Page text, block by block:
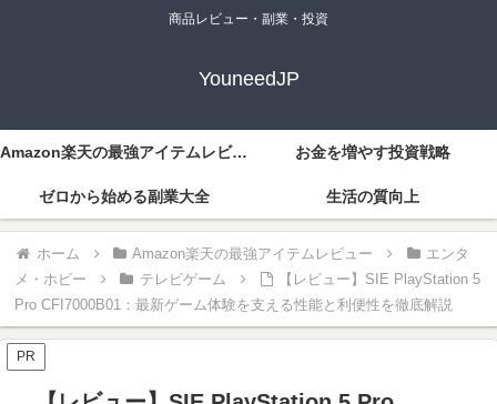
商品レビュー・副業・投資
YouneedJP
Amazon楽天の最強アイテムレビュー お金を増やす投資戦略
ゼロから始める副業大全 生活の質向上
ホーム Amazon楽天の最強アイテムレビュー
エンタ
メ・ホビー
テレビゲーム
【レビュー】SIE PlayStation 5
Pro CFI7000B01：最新ゲーム体験を支える性能と利便性を徹底解説
PR